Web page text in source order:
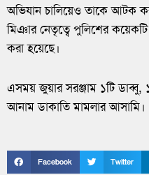
অভিযান চালিয়েও তাকে আটক
মিঞার নেতৃত্বে পুলিশের
করা হয়েছে।
এসময় জুয়ার সরঞ্জাম ১টি ডাব্বু,
আনাম ডাকাতি মামলার আসামি।
Facebook Twitter